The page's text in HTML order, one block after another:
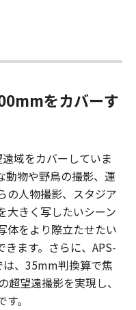
をカバーす
域をカバーしていま
動物や野鳥の撮影、運
の人物撮影、スタジア
大きく写したいシーン
体をより際立たせたい
ます。さらに、APS-
、35mm判換算で焦
望遠撮影を実現し、
。